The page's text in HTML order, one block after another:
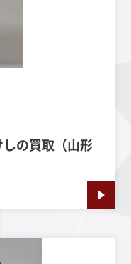
の買取（山形